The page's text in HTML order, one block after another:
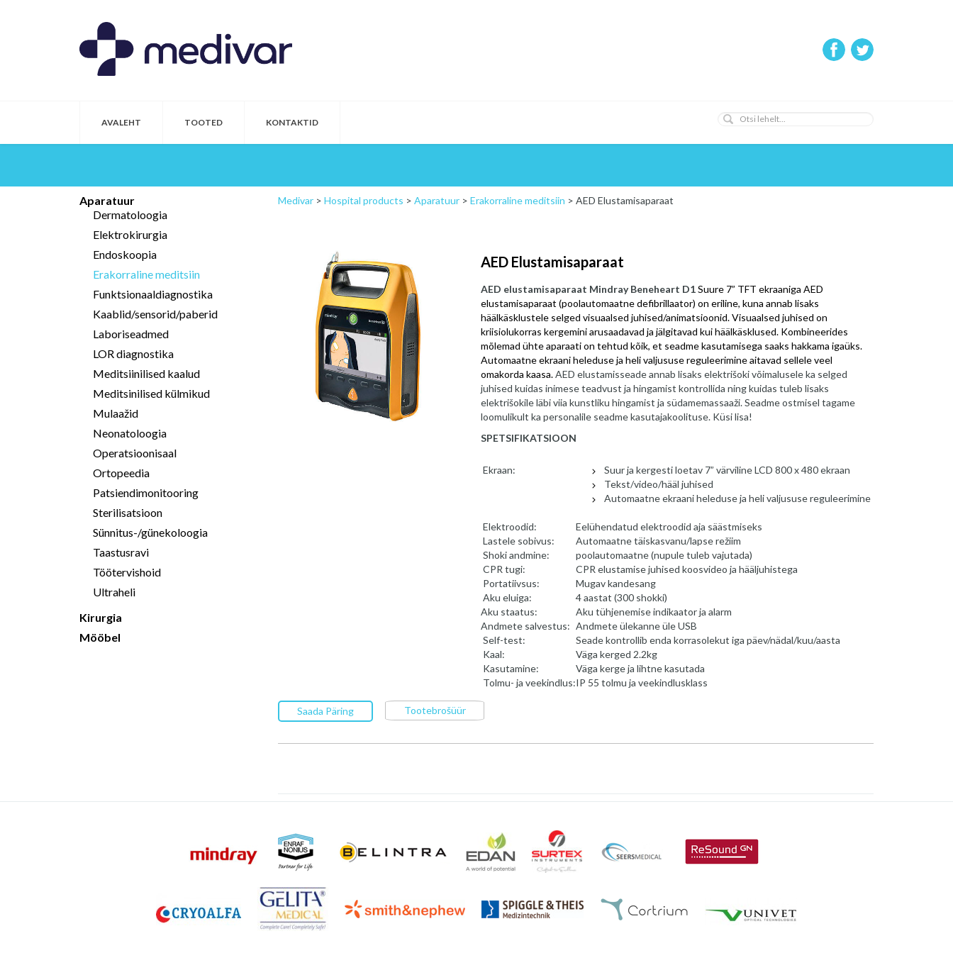
AVALEHT TOOTED KONTAKTID
Aparatuur
Dermatoloogia
Elektrokirurgia
Endoskoopia
Erakorraline meditsiin
Funktsionaaldiagnostika
Kaablid/sensorid/paberid
Laboriseadmed
LOR diagnostika
Meditsiinilised kaalud
Meditsinilised külmikud
Mulaažid
Neonatoloogia
Operatsioonisaal
Ortopeedia
Patsiendimonitooring
Sterilisatsioon
Sünnitus-/günekoloogia
Taastusravi
Töötervishoid
Ultraheli
Kirurgia
Mööbel
Medivar > Hospital products > Aparatuur > Erakorraline meditsiin > AED Elustamisaparaat
AED Elustamisaparaat
AED elustamisaparaat Mindray Beneheart D1 Suure 7” TFT ekraaniga AED
elustamisaparaat (poolautomaatne defibrillaator) on eriline, kuna annab lisaks
häälkäsklustele selged visuaalsed juhised/animatsioonid. Visuaalsed juhised on
kriisiolukorras kergemini arusaadavad ja jälgitavad kui häälkäsklused. Kombineerides
mõlemad ühte aparaati on tehtud kõik, et seadme kasutamisega saaks hakkama igaüks.
Automaatne ekraani heleduse ja heli valjususe reguleerimine aitavad sellele veel
omakorda kaasa.AED elustamisseade annab lisaks elektrišoki võimalusele ka selged
juhised kuidas inimese teadvust ja hingamist kontrollida ning kuidas tuleb lisaks
elektrišokile läbi viia kunstliku hingamist ja südamemassaaži. Seadme ostmisel tagame
loomulikult ka personalile seadme kasutajakoolituse. Küsi lisa!
SPETSIFIKATSIOON
Ekraan:
Suur ja kergesti loetav 7” värviline LCD 800 x 480 ekraan
Tekst/video/hääl juhised
Automaatne ekraani heleduse ja heli valjususe reguleerimine
Elektroodid:
Eelühendatud elektroodid aja säästmiseks
Lastele sobivus:
Automaatne täiskasvanu/lapse režiim
Shoki andmine:
poolautomaatne (nupule tuleb vajutada)
CPR tugi:
CPR elustamise juhised koosvideo ja hääljuhistega
Portatiivsus:
Mugav kandesang
Aku eluiga:
4 aastat (300 shokki)
Aku staatus:
Aku tühjenemise indikaator ja alarm
Andmete salvestus: Andmete ülekanne üle USB
Self-test:
Seade kontrollib enda korrasolekut iga päev/nädal/kuu/aasta
Kaal:
Väga kerged 2.2kg
Kasutamine:
Väga kerge ja lihtne kasutada
Tolmu- ja veekindlus:IP 55 tolmu ja veekindlusklass
Saada Päring Tootebrošüür